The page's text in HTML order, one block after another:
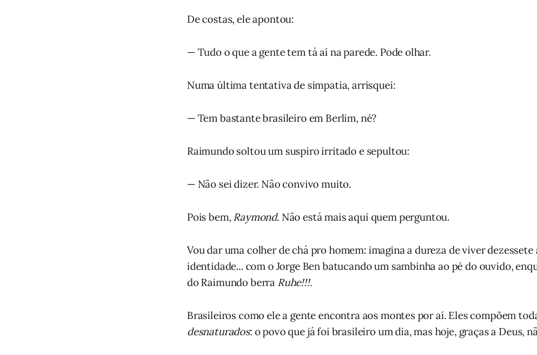
De costas, ele apontou:
— Tudo o que a gente tem tá aí na parede. Pode olhar.
Numa última tentativa de simpatia, arrisquei:
— Tem bastante brasileiro em Berlim, né?
Raimundo soltou um suspiro irritado e sepultou:
— Não sei dizer. Não convivo muito.
Pois bem,Raymond. Não está mais aqui quem perguntou.
Vou dar uma colher de chá pro homem: imagina a dureza de viver dezessete
identidade... com o Jorge Ben batucando um sambinha ao pé do ouvido,
do Raimundo berra Ruhe!!!.
Brasileiros como ele a gente encontra aos montes por aí. Eles compõem
desnaturados: o povo que já foi brasileiro um dia, mas hoje, graças a Deus,